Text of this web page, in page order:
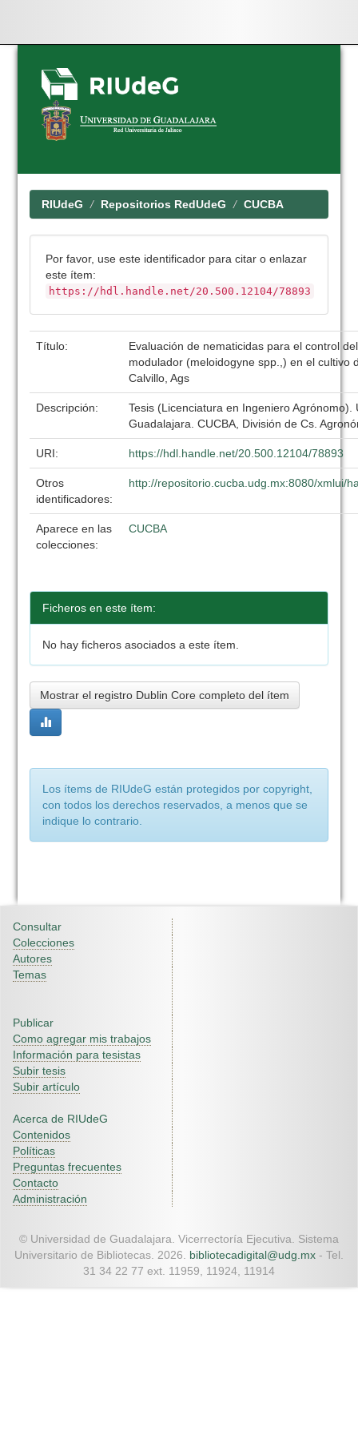
Skip
navigation
RIUdeG Repositorios RedUdeG CUCBA
Por favor, use este identificador para citar o enlazar
este ítem:
https://hdl.handle.net/20.500.12104/78893
Título:
Evaluación de nematicidas para el control
modulador (meloidogyne spp.,) en el cultivo
Calvillo, Ags
Descripción:
Tesis (Licenciatura en Ingeniero Agrónomo).
Guadalajara. CUCBA, División de Cs.
URI: https://hdl.handle.net/20.500.12104/78893
Otros
identificadores:
http://repositorio.cucba.udg.mx:8080/xmlui/
Aparece en las
colecciones:
CUCBA
Ficheros en este ítem:
No hay ficheros asociados a este ítem.
Mostrar el registro Dublin Core completo del ítem
Los ítems de RIUdeG están protegidos por copyright,
con todos los derechos reservados, a menos que se
indique lo contrario.
Consultar
Colecciones
Autores
Temas
Publicar
Como agregar mis trabajos
Información para tesistas
Subir tesis
Subir artículo
Acerca de RIUdeG
Contenidos
Políticas
Preguntas frecuentes
Contacto
Administración
© Universidad de Guadalajara. Vicerrectoría Ejecutiva. Sistema
Universitario de Bibliotecas. 2026. bibliotecadigital@udg.mx - Tel.
31 34 22 77 ext. 11959, 11924, 11914